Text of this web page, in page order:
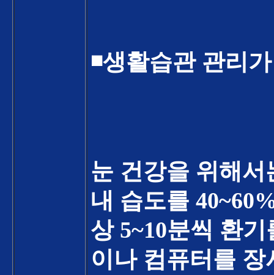
◾생활습관 관리
눈 건강을 위해
내 습도를
상 5~10분씩 환기
이나 컴퓨터를